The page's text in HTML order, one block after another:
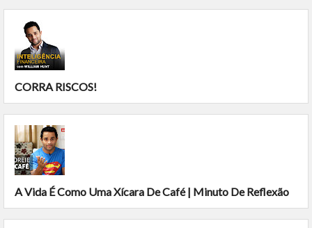
CORRA RISCOS!
A Vida É Como Uma Xícara De Café | Minuto De Reflexão